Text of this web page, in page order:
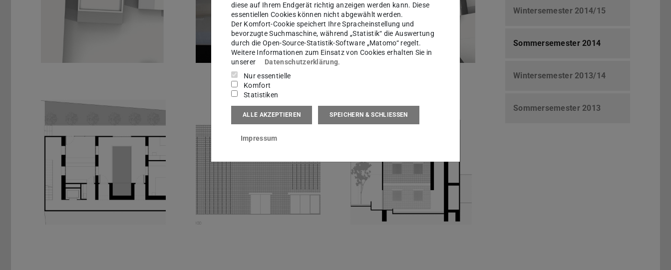
Wintersemester 2014/15
Sommersemester 2014
Wintersemester 2013/14
Sommersemester 2013
diese auf Ihrem Endgerät richtig anzeigen werden kann. Diese
essentiellen Cookies können nicht abgewählt werden.
Der Komfort-Cookie speichert Ihre Spracheinstellung und
bevorzugte Suchmaschine, während „Statistik“ die Auswertung
durch die Open-Source-Statistik-Software „Matomo“ regelt.
Weitere Informationen zum Einsatz von Cookies erhalten Sie in
unserer
Datenschutzerklärung.
Nur essentielle
Komfort
Statistiken
ALLE AKZEPTIEREN SPEICHERN & SCHLIESSEN
Impressum